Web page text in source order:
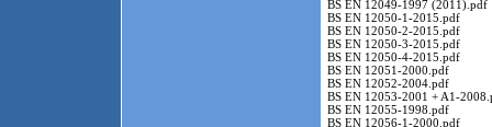
BS EN 12049-1997 (2011).pdf
BS EN 12050-1-2015.pdf
BS EN 12050-2-2015.pdf
BS EN 12050-3-2015.pdf
BS EN 12050-4-2015.pdf
BS EN 12051-2000.pdf
BS EN 12052-2004.pdf
BS EN 12053-2001 + A1-
BS EN 12055-1998.pdf
BS EN 12056-1-2000.pdf